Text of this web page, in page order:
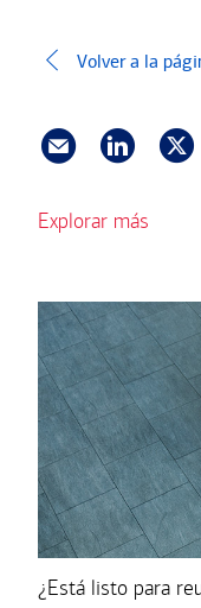
Volver a la
Explorar más
¿Está listo para